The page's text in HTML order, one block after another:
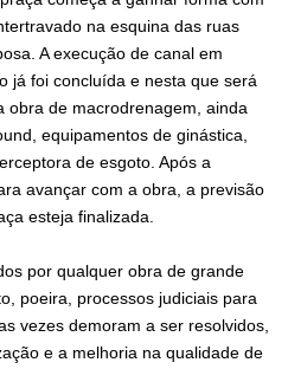
na esquina das ruas
A execução de canal em
já foi concluída e nesta que será
obra de macrodrenagem, ainda
equipamentos de ginástica,
de esgoto. Após a
avançar com a obra, a previsão
esteja finalizada.
por qualquer obra de grande
poeira, processos judiciais para
vezes demoram a ser resolvidos,
e a melhoria na qualidade de